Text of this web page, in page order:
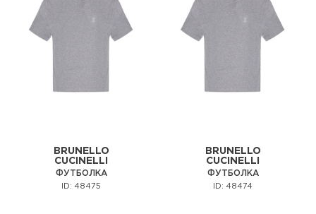
BRUNELLO
CUCINELLI
ФУТБОЛКА
ID: 48475
BRUNELLO
CUCINELLI
ФУТБОЛКА
ID: 48474